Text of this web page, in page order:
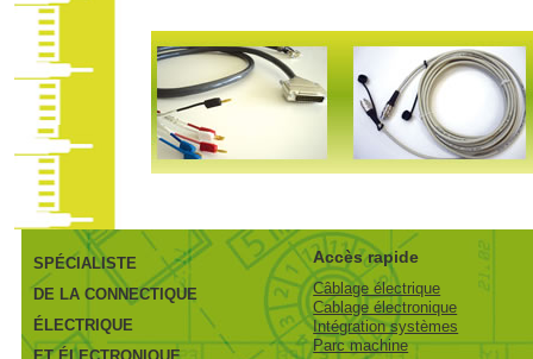
SPÉCIALISTE
DE LA CONNECTIQUE
ÉLECTRIQUE
ET ÉLECTRONIQUE
Accès rapide
Câblage électrique
Cablage électronique
Intégration systèmes
Parc machine